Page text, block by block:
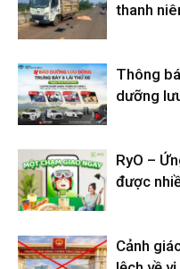
thanh
Thông
dưỡng
RyO –
được
Cảnh